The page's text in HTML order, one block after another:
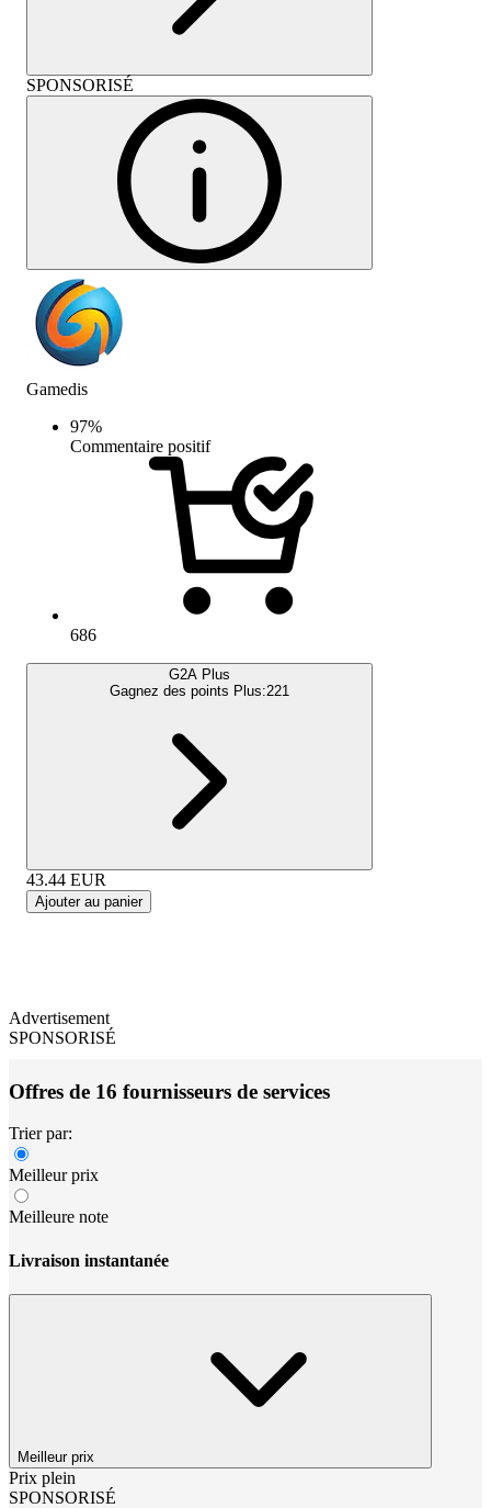
SPONSORISÉ
Gamedis
97%
Commentaire positif
686
G2A Plus
Gagnez des points Plus:221
43.44 EUR
Ajouter au panier
Advertisement
SPONSORISÉ
Offres de 16 fournisseurs de services
Trier par:
Meilleur prix
Meilleure note
Livraison instantanée
Meilleur prix
Prix plein
SPONSORISÉ